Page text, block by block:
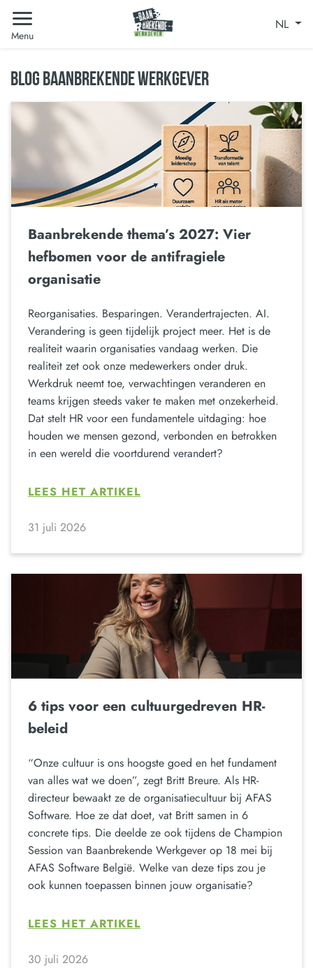
Menu
NL
BLOG BAANBREKENDE WERKGEVER
Baanbrekende thema’s 2027: Vier
hefbomen voor de antifragiele
organisatie
Reorganisaties. Besparingen. Verandertrajecten. AI.
Verandering is geen tijdelijk project meer. Het is de
realiteit waarin organisaties vandaag werken. Die
realiteit zet ook onze medewerkers onder druk.
Werkdruk neemt toe, verwachtingen veranderen en
teams krijgen steeds vaker te maken met onzekerheid.
Dat stelt HR voor een fundamentele uitdaging: hoe
houden we mensen gezond, verbonden en betrokken
in een wereld die voortdurend verandert?
LEES HET ARTIKEL
31 juli 2026
6 tips voor een cultuurgedreven HR-
beleid
“Onze cultuur is ons hoogste goed en het fundament
van alles wat we doen”, zegt Britt Breure. Als HR-
directeur bewaakt ze de organisatiecultuur bij AFAS
Software. Hoe ze dat doet, vat Britt samen in 6
concrete tips. Die deelde ze ook tijdens de Champion
Session van Baanbrekende Werkgever op 18 mei bij
AFAS Software België. Welke van deze tips zou je
ook kunnen toepassen binnen jouw organisatie?
LEES HET ARTIKEL
30 juli 2026